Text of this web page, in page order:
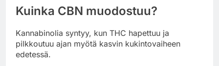
Kuinka CBN muodostuu?
Kannabinolia syntyy, kun THC hapettuu ja
pilkkoutuu ajan myötä kasvin kukintovaiheen
edetessä.